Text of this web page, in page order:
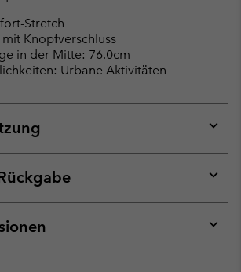
Stretch
Knopfverschluss
in der Mitte: 76.0cm
Urbane Aktivitäten
or
or
or